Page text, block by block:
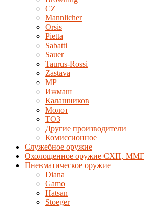
CZ
Mannlicher
Orsis
Pietta
Sabatti
Sauer
Taurus-Rossi
Zastava
MP
Ижмаш
Калашников
Молот
ТОЗ
Другие производители
Комиссионное
Служебное оружие
Охолощенное оружие СХП, ММГ
Пневматическое оружие
Diana
Gamo
Hatsan
Stoeger